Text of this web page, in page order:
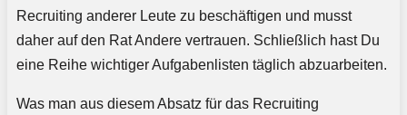
Recruiting anderer Leute zu beschäftigen und musst
daher auf den Rat Andere vertrauen. Schließlich hast Du
eine Reihe wichtiger Aufgabenlisten täglich abzuarbeiten.
Was man aus diesem Absatz für das Recruiting